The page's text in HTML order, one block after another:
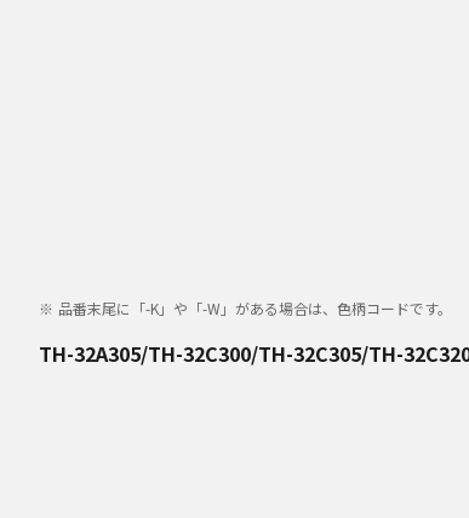
品番末尾に「-K」や「-W」がある場合は、色柄コードです。
TH-32A305/TH-32C300/TH-32C305/TH-